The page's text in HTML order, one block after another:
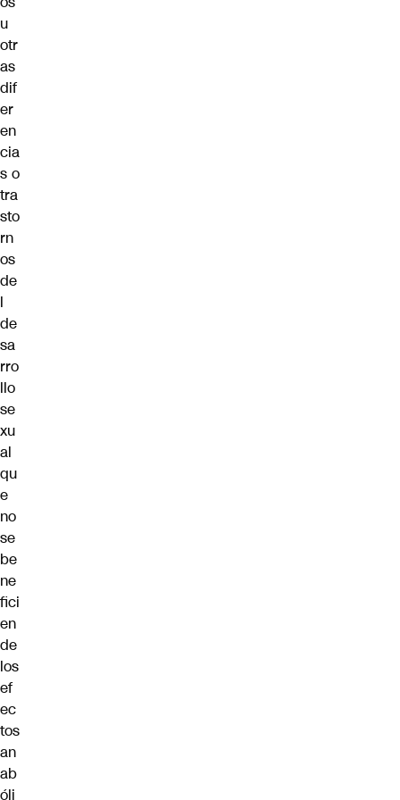
u
otr
as
dif
er
en
cia
s o
tra
sto
rn
os
de
l
de
sa
rro
llo
se
xu
al
qu
e
no
se
be
ne
fici
en
de
los
ef
ec
tos
an
ab
óli